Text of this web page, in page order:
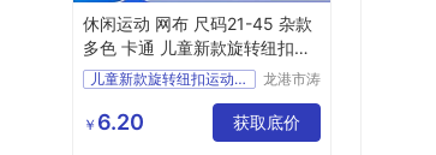
休闲运动 网布 尺码21-45 杂款
多色 卡通 儿童新款旋转纽扣运
动鞋
儿童新款旋转纽扣运动鞋
龙港市涛
￥ 6.20 获取底价